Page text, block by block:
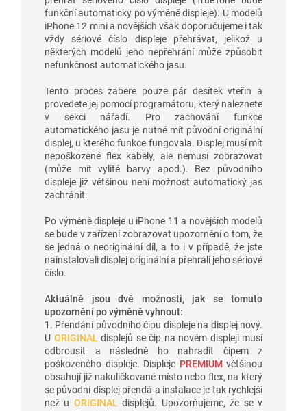
funkční automaticky po výměně displeje). U modelů
iPhone 12 mini a novějších však doporučujeme i tak
vždy sériové číslo displeje přehrávat, jelikož u
některých modelů jeho nepřehrání může způsobit
nefunkčnost automatického jasu.
Tento proces zabere pouze pár desítek vteřin a
provedete jej pomocí programátoru, který naleznete
v sekci nářadí. Pro zachování funkce
automatického jasu je nutné mít původní originální
displej, u kterého funkce fungovala. Displej musí mít
nepoškozené flex kabely, ale nemusí zobrazovat
(může mít vylité barvy apod.). Bez původního
displeje již většinou není možnost automatický jas
zachránit.
Po výměně displeje u iPhone 11 a novějších modelů
se bude v zařízení zobrazovat upozornění o tom, že
se jedná o neoriginální díl, a to i v případě, že jste
nainstalovali displej originální a přehráli jeho sériové
číslo.
Aktuálně jsou dvě možnosti, jak se tomuto
upozornění po výměně vyhnout:
1. Přendání původního čipu displeje na displej nový.
U ORIGINAL displejů se čip na novém displeji musí
odbrousit a následně ho nahradit čipem z
poškozeného displeje. Displeje PREMIUMvětšinou
obsahují již nakuličkované místo nebo flex, na který
se původní displej přendá a instalace je tak rychlejší
než u ORIGINAL displejů. Upozorňujeme, že se v